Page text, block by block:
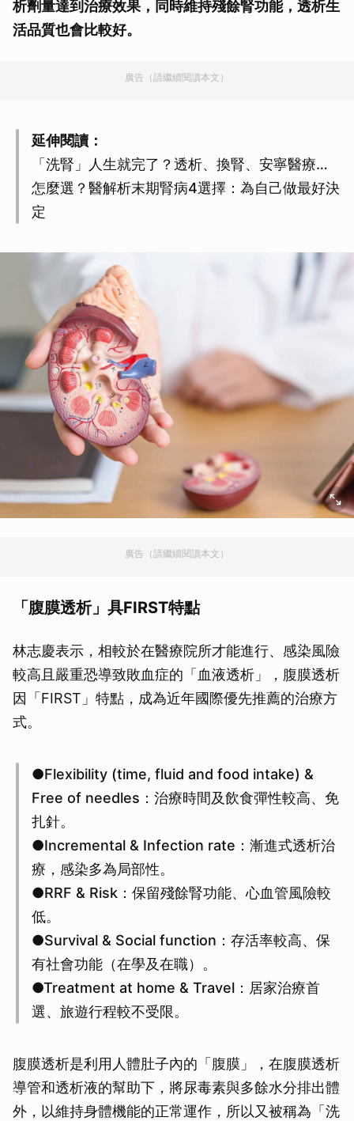
析劑量達到治療效果，同時維持殘餘腎功能，透析生
活品質也會比較好。
廣告（請繼續閱讀本文）
延伸閱讀：
「洗腎」人生就完了？透析、換腎、安寧醫療…
怎麼選？醫解析末期腎病4選擇：為自己做最好決
定
廣告（請繼續閱讀本文）
「腹膜透析」具FIRST特點
林志慶表示，相較於在醫療院所才能進行、感染風險
較高且嚴重恐導致敗血症的「血液透析」，腹膜透析
因「FIRST」特點，成為近年國際優先推薦的治療方
式。
●Flexibility (time, fluid and food intake) &
Free of needles：治療時間及飲食彈性較高、免
扎針。
●Incremental & Infection rate：漸進式透析治
療，感染多為局部性。
●RRF & Risk：保留殘餘腎功能、心血管風險較
低。
●Survival & Social function：存活率較高、保
有社會功能（在學及在職）。
●Treatment at home & Travel：居家治療首
選、旅遊行程較不受限。
腹膜透析是利用人體肚子內的「腹膜」，在腹膜透析
導管和透析液的幫助下，將尿毒素與多餘水分排出體
外，以維持身體機能的正常運作，所以又被稱為「洗